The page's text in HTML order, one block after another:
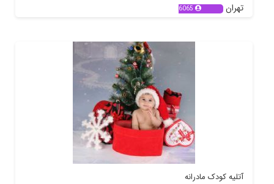
تهران 6065
آتلیه کودک مادرانه